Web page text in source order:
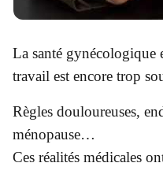
La santé gynécologique
travail est encore trop
Règles douloureuses,
ménopause…
Ces réalités médicales